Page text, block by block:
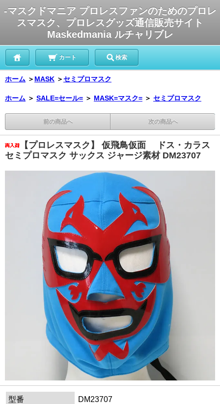
-マスクドマニア プロレスファンのためのプロレ
スマスク、プロレスグッズ通信販売サイト
Maskedmania ルチャリブレ
カート 検索
ホーム ＞ MASK ＞セミプロマスク
ホーム ＞ SALE=セール= ＞ MASK=マスク= ＞ セミプロマスク
前の商品へ 次の商品へ
【プロレスマスク】 仮飛鳥仮面 ドス・カラス
セミプロマスク サックス ジャージ素材 DM23707
型番
DM23707